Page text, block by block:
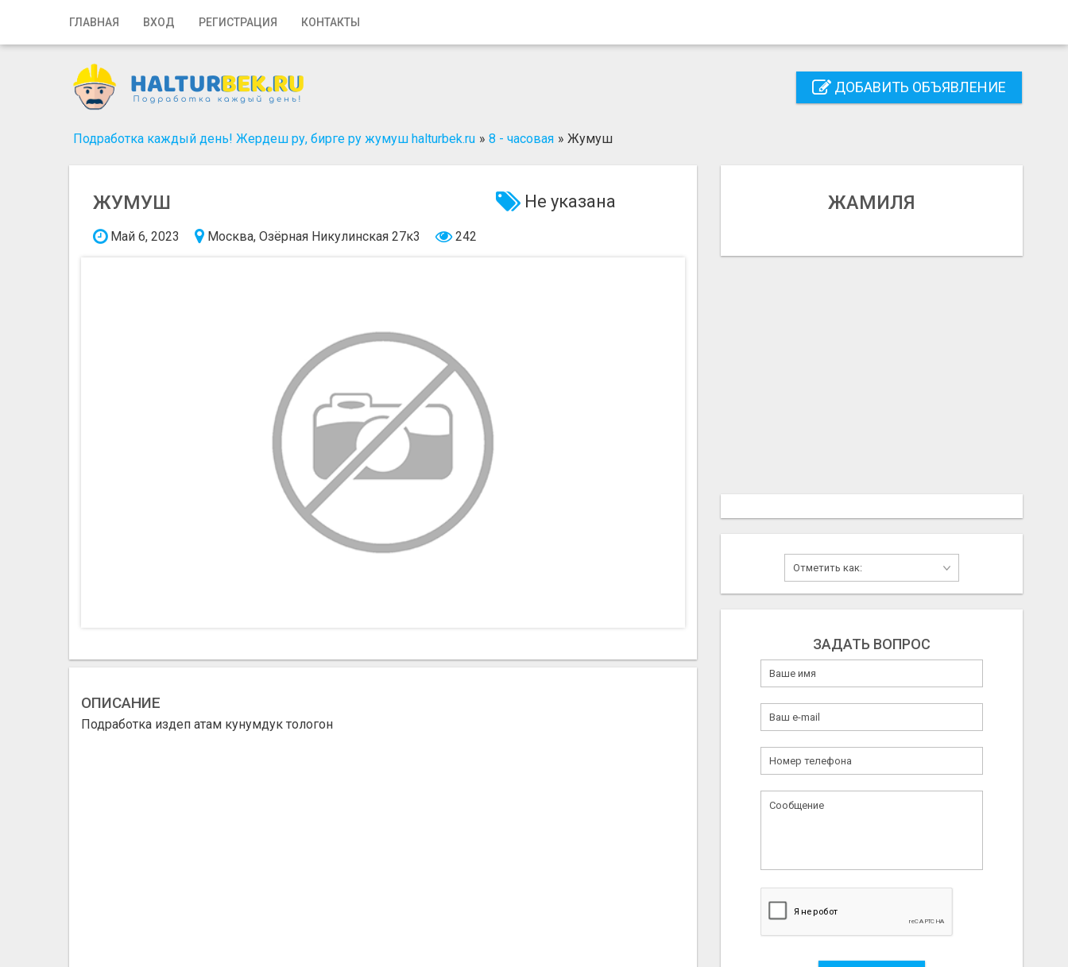
ГЛАВНАЯ ВХОД РЕГИСТРАЦИЯ КОНТАКТЫ
Главная
Регистрация
Добавить объявление
ДОБАВИТЬ ОБЪЯВЛЕНИЕ
Подработка каждый день! Жердеш ру, бирге ру жумуш halturbek.ru » 8 - часовая » Жумуш
ЖУМУШ Не указана
Май 6, 2023 Москва, Озёрная Никулинская 27к3 242
ОПИСАНИЕ
Подработка издеп атам кунумдук тологон
ЖАМИЛЯ
ЗАДАТЬ ВОПРОС